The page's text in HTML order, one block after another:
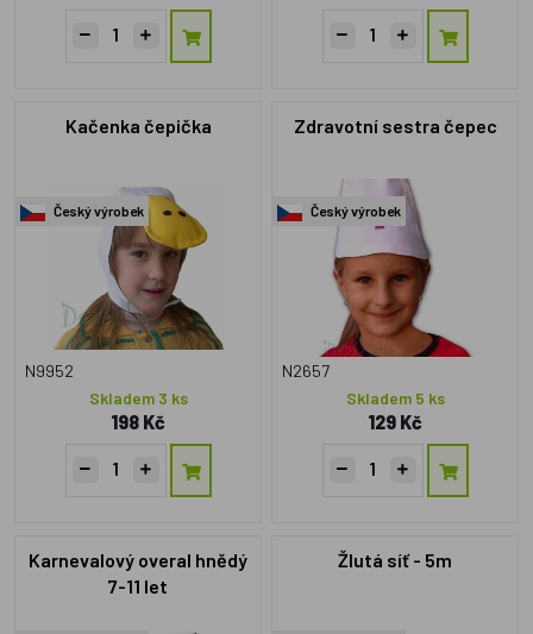
Kačenka čepička
Český výrobek
N9952
Skladem 3 ks
198 Kč
Zdravotní sestra čepec
Český výrobek
N2657
Skladem 5 ks
129 Kč
Karnevalový overal hnědý
7-11 let
Žlutá síť - 5m